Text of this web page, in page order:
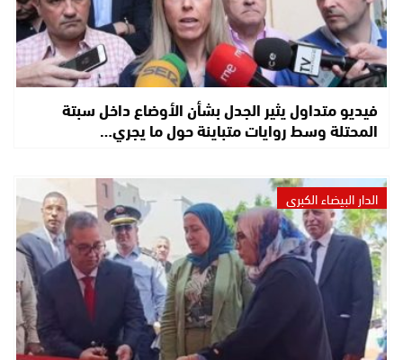
فيديو متداول يثير الجدل بشأن الأوضاع داخل سبتة
المحتلة وسط روايات متباينة حول ما يجري…
الدار البيضاء الكبرى